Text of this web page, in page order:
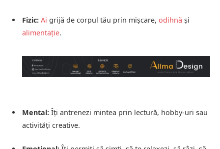
Fizic: Ai grijă de corpul tău prin mișcare, odihnă și
alimentație.
Mental: Îți antrenezi mintea prin lectură, hobby-uri sau
activități creative.